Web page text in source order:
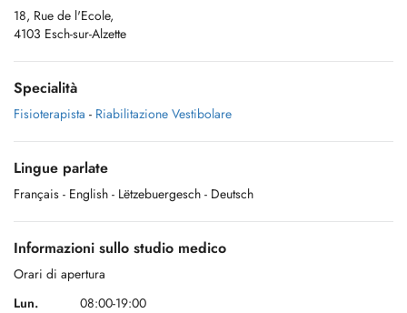
18, Rue de l'Ecole,
4103 Esch-sur-Alzette
Specialità
Fisioterapista - Riabilitazione Vestibolare
Lingue parlate
Français - English - Lëtzebuergesch - Deutsch
Informazioni sullo studio medico
Orari di apertura
Lun.
08:00-19:00